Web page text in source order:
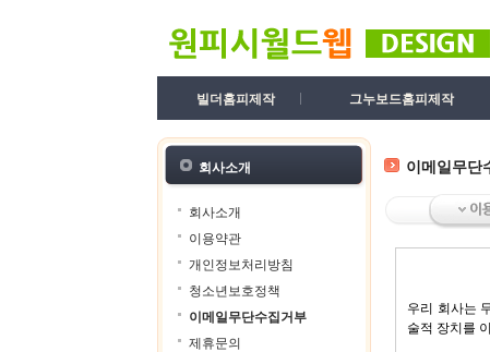
빌더홈피제작 그누보드홈피제작
회사소개
회사소개
이용약관
개인정보처리방침
청소년보호정책
이메일무단수집거부
제휴문의
이메일무단
우리 회사는
술적 장치를